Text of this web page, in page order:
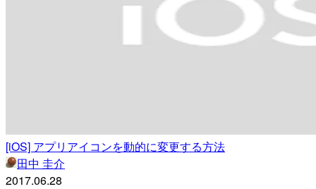
[iOS] アプリアイコンを動的に変更する方法
田中 圭介
2017.06.28